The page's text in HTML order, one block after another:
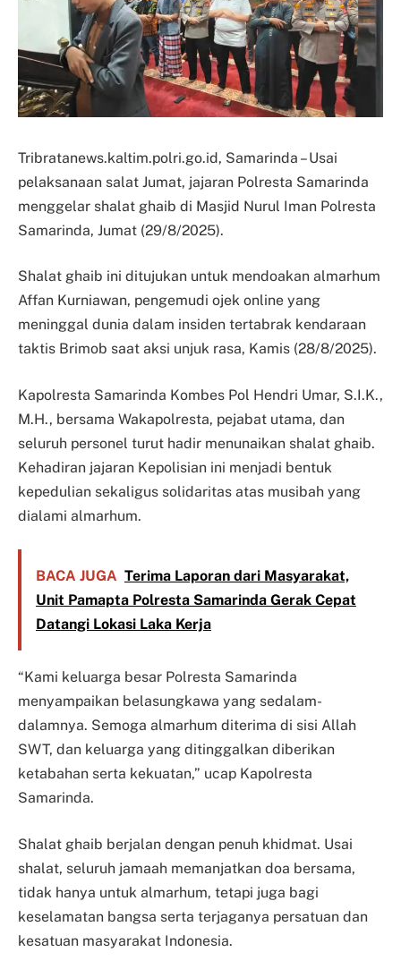
Tribratanews.kaltim.polri.go.id, Samarinda – Usai
pelaksanaan salat Jumat, jajaran Polresta Samarinda
menggelar shalat ghaib di Masjid Nurul Iman Polresta
Samarinda, Jumat (29/8/2025).
Shalat ghaib ini ditujukan untuk mendoakan almarhum
Affan Kurniawan, pengemudi ojek online yang
meninggal dunia dalam insiden tertabrak kendaraan
taktis Brimob saat aksi unjuk rasa, Kamis (28/8/2025).
Kapolresta Samarinda Kombes Pol Hendri Umar, S.I.K.,
M.H., bersama Wakapolresta, pejabat utama, dan
seluruh personel turut hadir menunaikan shalat ghaib.
Kehadiran jajaran Kepolisian ini menjadi bentuk
kepedulian sekaligus solidaritas atas musibah yang
dialami almarhum.
BACA JUGA Terima Laporan dari Masyarakat,
Unit Pamapta Polresta Samarinda Gerak Cepat
Datangi Lokasi Laka Kerja
“Kami keluarga besar Polresta Samarinda
menyampaikan belasungkawa yang sedalam-
dalamnya. Semoga almarhum diterima di sisi Allah
SWT, dan keluarga yang ditinggalkan diberikan
ketabahan serta kekuatan,” ucap Kapolresta
Samarinda.
Shalat ghaib berjalan dengan penuh khidmat. Usai
shalat, seluruh jamaah memanjatkan doa bersama,
tidak hanya untuk almarhum, tetapi juga bagi
keselamatan bangsa serta terjaganya persatuan dan
kesatuan masyarakat Indonesia.